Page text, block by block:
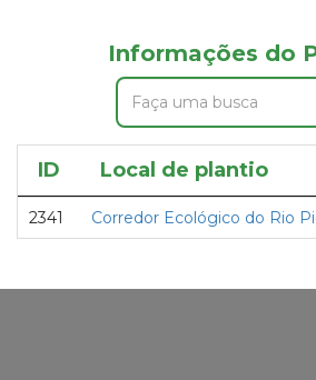
Informações do
ID Local de plantio
2341 Corredor Ecológico do Rio